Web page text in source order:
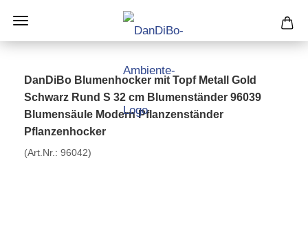
DanDiBo Blumenhocker mit Topf Metall Gold
Schwarz Rund S 32 cm Blumenständer 96039
Blumensäule Modern Pflanzenständer
Pflanzenhocker
(Art.Nr.: 96042)